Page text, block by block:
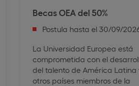
Becas OEA del 50%
Postula hasta el 30/09/
La Universidad Europea está
comprometida con el
del talento de América Latina
otros países miembros de la